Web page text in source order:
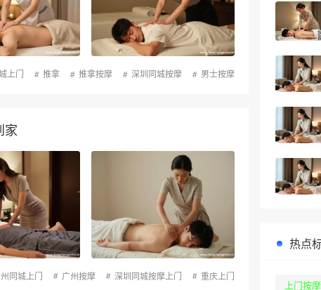
上门 推拿 推拿按摩 深圳同城按摩 男士按摩
家
同城上门 广州按摩 深圳同城按摩上门 重庆上门
热点
上门按摩